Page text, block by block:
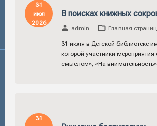
31
июл
2026
В поисках книжных
admin Главная
31 июля в Детской библиотеке
которой участники
смыслом», «На
31